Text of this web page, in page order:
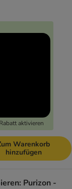
aktivieren
Warenkorb
hinzufügen
Purizon -